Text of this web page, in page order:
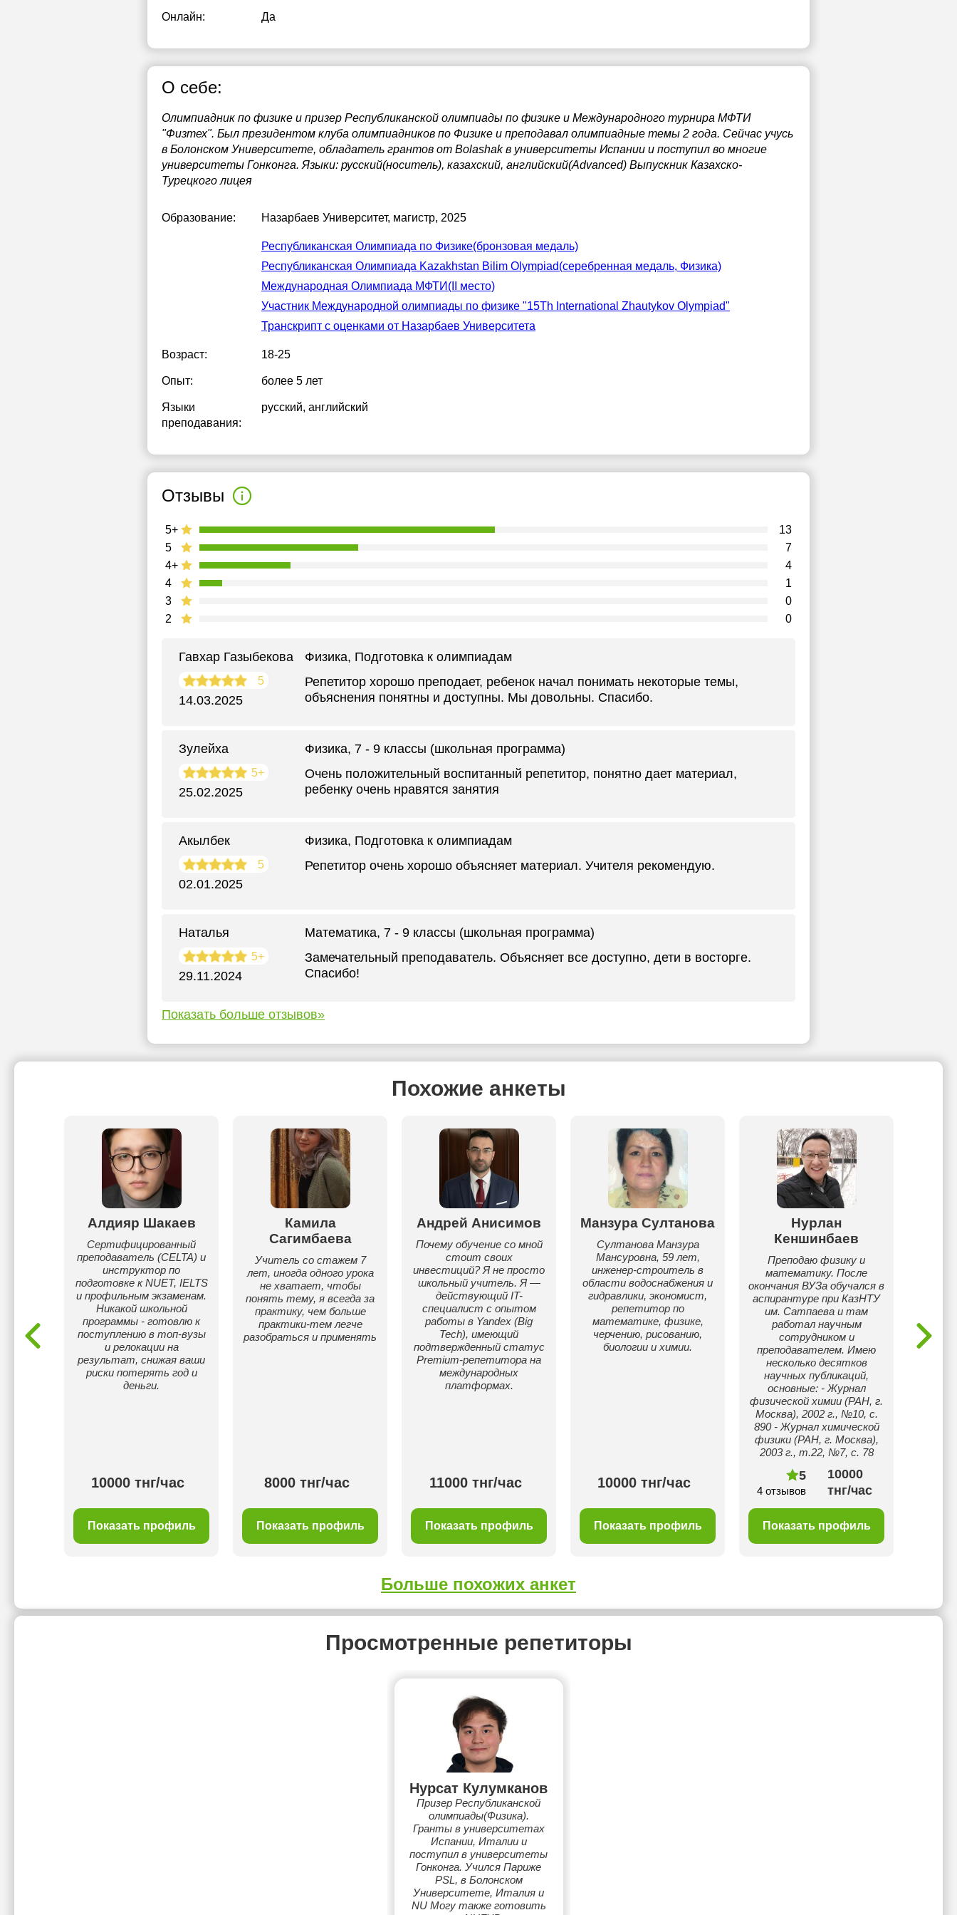
Онлайн: Да
О себе:
Олимпиадник по физике и призер Республиканской олимпиады по физике и Международного турнира МФТИ
"Физтех". Был президентом клуба олимпиадников по Физике и преподавал олимпиадные темы 2 года. Сейчас учусь
в Болонском Университете, обладатель грантов от Bolashak в университеты Испании и поступил во многие
университеты Гонконга. Языки: русский(носитель), казахский, английский(Advanced) Выпускник Казахско-
Турецкого лицея
Образование: Назарбаев Университет, магистр, 2025
Республиканская Олимпиада по Физике(бронзовая медаль)
Республиканская Олимпиада Kazakhstan Bilim Olympiad(cеребренная медаль, Физика)
Международная Олимпиада МФТИ(II место)
Участник Международной олимпиады по физике "15Th International Zhautykov Olympiad"
Транскрипт с оценками от Назарбаев Университета
Возраст: 18-25
Опыт: более 5 лет
Языки
преподавания:
русский, английский
Отзывы
2 0
3 0
4 1
4+ 4
5 7
5+ 13
Гавхар Газыбекова
5
14.03.2025
Физика, Подготовка к олимпиадам
Репетитор хорошо преподает, ребенок начал понимать некоторые темы,
объяснения понятны и доступны. Мы довольны. Спасибо.
Зулейха
5+
25.02.2025
Физика, 7 - 9 классы (школьная программа)
Очень положительный воспитанный репетитор, понятно дает материал,
ребенку очень нравятся занятия
Акылбек
5
02.01.2025
Физика, Подготовка к олимпиадам
Репетитор очень хорошо объясняет материал. Учителя рекомендую.
Наталья
5+
29.11.2024
Математика, 7 - 9 классы (школьная программа)
Замечательный преподаватель. Объясняет все доступно, дети в восторге.
Спасибо!
Показать больше отзывов»
Похожие анкеты
Алдияр Шакаев
Сертифицированный
преподаватель (CELTA) и
инструктор по
подготовке к NUET, IELTS
и профильным экзаменам.
Никакой школьной
программы - готовлю к
поступлению в топ-вузы
и релокации на
результат, снижая ваши
риски потерять год и
деньги.
10000 тнг/час
Показать профиль
Камила
Сагимбаева
Учитель со стажем 7
лет, иногда одного урока
не хватает, чтобы
понять тему, я всегда за
практику, чем больше
практики-тем легче
разобраться и применять
8000 тнг/час
Показать профиль
Андрей Анисимов
Почему обучение со мной
стоит своих
инвестиций? Я не просто
школьный учитель. Я —
действующий IT-
специалист с опытом
работы в Yandex (Big
Tech), имеющий
подтвержденный статус
Premium-репетитора на
международных
платформах.
11000 тнг/час
Показать профиль
Манзура Султанова
Султанова Манзура
Мансуровна, 59 лет,
инженер-строитель в
области водоснабжения и
гидравлики, экономист,
репетитор по
математике, физике,
черчению, рисованию,
биологии и химии.
10000 тнг/час
Показать профиль
Нурлан
Кеншинбаев
Преподаю физику и
математику. После
окончания ВУЗа обучался в
аспирантуре при КазНТУ
им. Сатпаева и там
работал научным
сотрудником и
преподавателем. Имею
несколько десятков
научных публикаций,
основные: - Журнал
физической химии (РАН, г.
Москва), 2002 г., №10, с.
890 - Журнал химической
физики (РАН, г. Москва),
2003 г., т.22, №7, с. 78
5
4 отзывов
10000
тнг/час
Показать профиль
Больше похожих анкет
Просмотренные репетиторы
Нурсат Кулумканов
Призер Республиканской
олимпиады(Физика).
Гранты в университетах
Испании, Италии и
поступил в университеты
Гонконга. Учился Париже
PSL, в Болонском
Университете, Италия и
NU Могу также готовить
18:00
19:30
20:00
21:00
18:00
19:30
20:00
18:00
19:30
21:00